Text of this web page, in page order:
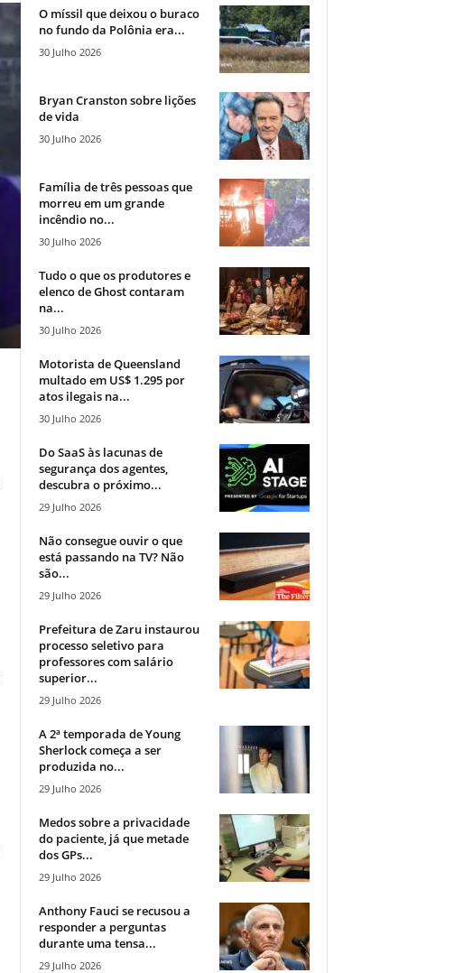
O míssil que deixou o buraco
no fundo da Polônia era...
30 Julho 2026
Bryan Cranston sobre lições
de vida
30 Julho 2026
Família de três pessoas que
morreu em um grande
incêndio no...
30 Julho 2026
Tudo o que os produtores e
elenco de Ghost contaram
na...
30 Julho 2026
Motorista de Queensland
multado em US$ 1.295 por
atos ilegais na...
30 Julho 2026
Do SaaS às lacunas de
segurança dos agentes,
descubra o próximo...
29 Julho 2026
Não consegue ouvir o que
está passando na TV? Não
são...
29 Julho 2026
Prefeitura de Zaru instaurou
processo seletivo para
professores com salário
superior...
29 Julho 2026
A 2ª temporada de Young
Sherlock começa a ser
produzida no...
29 Julho 2026
Medos sobre a privacidade
do paciente, já que metade
dos GPs...
29 Julho 2026
Anthony Fauci se recusou a
responder a perguntas
durante uma tensa...
29 Julho 2026